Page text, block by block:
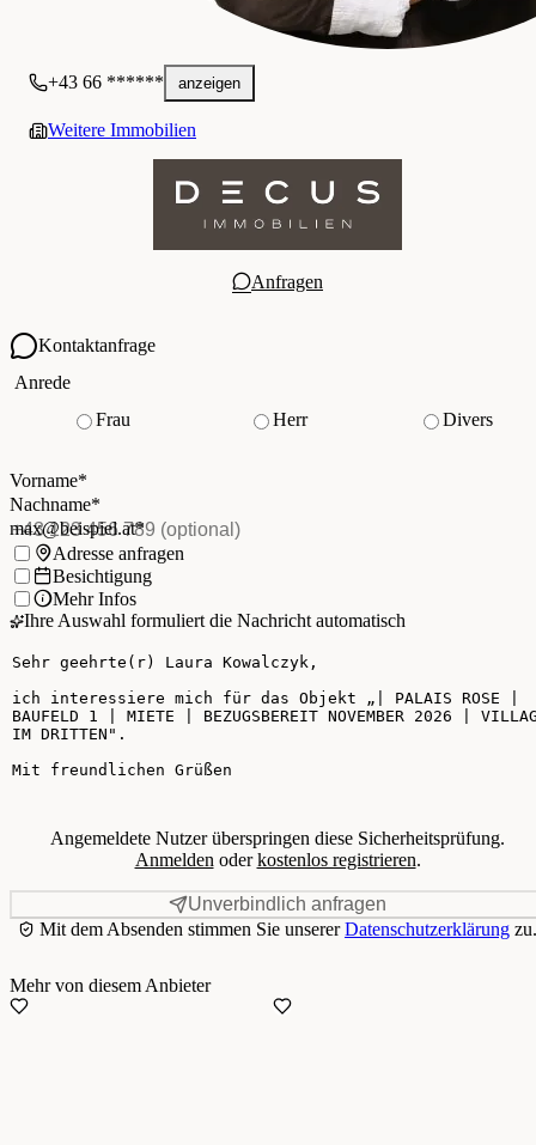
+43 66 ****** anzeigen
Weitere Immobilien
Anfragen
Kontaktanfrage
Ihre Kontaktdaten
Anrede
Frau
Herr
Divers
Vorname*
Nachname
Nachname*
E-Mail*(Pflichtfeld)
max@beispiel.at*
Telefon(optional)
Ich möchte:Adresse anfragen
Besichtigung
Mehr Infos
Ihre Auswahl formuliert die Nachricht automatisch
Ihre Nachricht
Angemeldete Nutzer überspringen diese Sicherheitsprüfung.
Anmelden oderkostenlos registrieren.
Unverbindlich anfragen
Mit dem Absenden stimmen Sie unsererDatenschutzerklärung zu.
Mehr von diesem Anbieter